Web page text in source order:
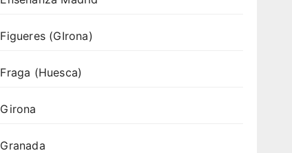
Figueres (GIrona)
Fraga (Huesca)
Girona
Granada